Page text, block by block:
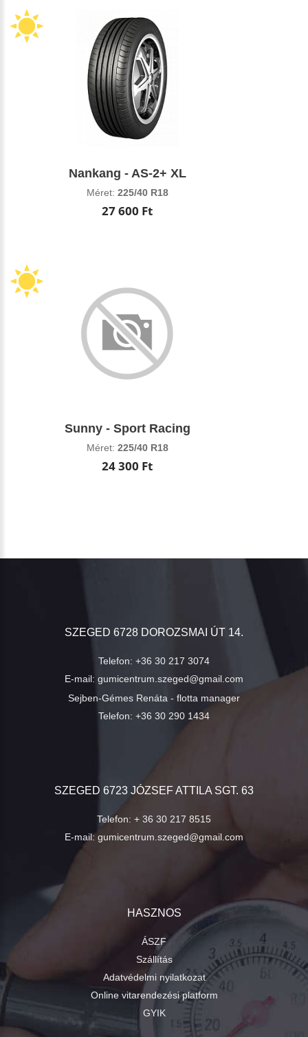
Nankang - AS-2+ XL
Méret: 225/40 R18
27 600 Ft
Sunny - Sport Racing
Méret: 225/40 R18
24 300 Ft
SZEGED 6728 DOROZSMAI ÚT 14.
Telefon: +36 30 217 3074
E-mail: gumicentrum.szeged@gmail.com
Sejben-Gémes Renáta - flotta manager
Telefon: +36 30 290 1434
SZEGED 6723 JÓZSEF ATTILA SGT. 63
Telefon: + 36 30 217 8515
E-mail:gumicentrum.szeged@gmail.com
HASZNOS
ÁSZF
Szállítás
Adatvédelmi nyilatkozat
Online vitarendezési platform
GYIK